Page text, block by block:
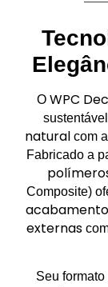
O WPC
natural com a
Fabricado a
Composite)
externas
Seu formato